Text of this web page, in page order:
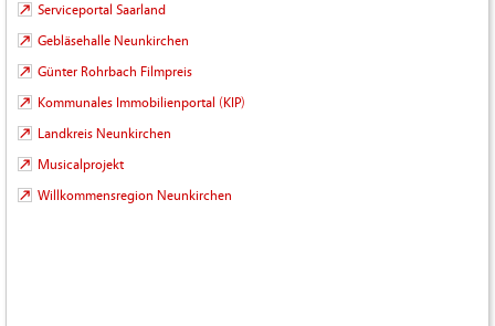
Serviceportal Saarland
Gebläsehalle Neunkirchen
Günter Rohrbach Filmpreis
Kommunales Immobilienportal (KIP)
Landkreis Neunkirchen
Musicalprojekt
Willkommensregion Neunkirchen